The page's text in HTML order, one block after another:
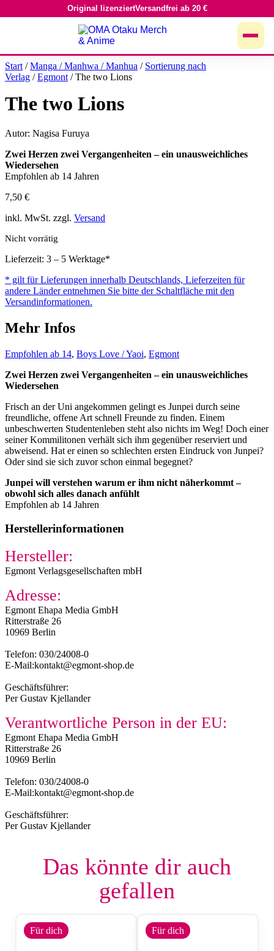
Inhalt
Original lizenziertVersandfrei ab 20 €
Start /Manga / Manhwa / Manhua / Sortierung nach
Verlag /Egmont / The two Lions
The two Lions
Autor: Nagisa Furuya
Zwei Herzen zwei Vergangenheiten – ein unausweichliches
Wiedersehen
Empfohlen ab 14 Jahren
7,50 €
inkl. MwSt. zzgl. Versand
Nicht vorrätig
Lieferzeit: 3 – 5 Werktage*
* gilt für Lieferungen innerhalb Deutschlands, Lieferzeiten für
andere Länder entnehmen Sie bitte der Schaltfläche mit den
Versandinformationen.
Mehr Infos
Empfohlen ab 14, Boys Love / Yaoi, Egmont
Zwei Herzen zwei Vergangenheiten – ein unausweichliches
Wiedersehen
Frisch an der Uni angekommen gelingt es Junpei durch seine
freundliche, offene Art schnell Freunde zu finden. Einem
unbeschwerten Studentenleben steht also nichts im Weg! Doch einer
seiner Kommilitonen verhält sich ihm gegenüber reserviert und
abweisend. Hat er einen so schlechten ersten Eindruck von Junpei?
Oder sind sie sich zuvor schon einmal begegnet?
Junpei will verstehen warum er ihm nicht näherkommt –
obwohl sich alles danach anfühlt
Empfohlen ab 14 Jahren
Herstellerinformationen
Hersteller:
Egmont Verlagsgesellschaften mbH
Adresse:
Egmont Ehapa Media GmbH
Ritterstraße 26
10969 Berlin
Telefon: 030/24008-0
E-Mail:kontakt@egmont-shop.de
Geschäftsführer:
Per Gustav Kjellander
Verantwortliche Person in der EU:
Egmont Ehapa Media GmbH
Ritterstraße 26
10969 Berlin
Telefon: 030/24008-0
E-Mail:kontakt@egmont-shop.de
Geschäftsführer:
Per Gustav Kjellander
Das könnte dir auch
gefallen
Für dich Für dich